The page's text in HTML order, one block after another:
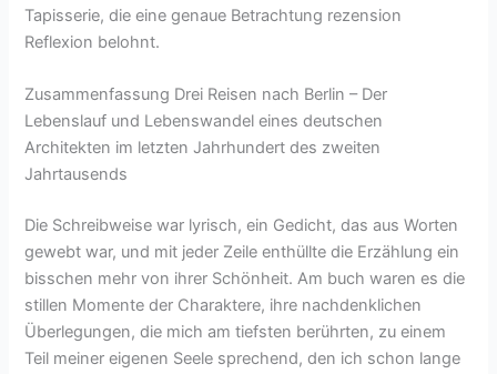
Tapisserie, die eine genaue Betrachtung rezension
Reflexion belohnt.
Zusammenfassung Drei Reisen nach Berlin – Der
Lebenslauf und Lebenswandel eines deutschen
Architekten im letzten Jahrhundert des zweiten
Jahrtausends
Die Schreibweise war lyrisch, ein Gedicht, das aus Worten
gewebt war, und mit jeder Zeile enthüllte die Erzählung ein
bisschen mehr von ihrer Schönheit. Am buch waren es die
stillen Momente der Charaktere, ihre nachdenklichen
Überlegungen, die mich am tiefsten berührten, zu einem
Teil meiner eigenen Seele sprechend, den ich schon lange